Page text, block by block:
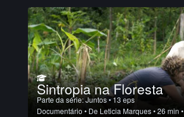
Sintropia na Floresta
Parte da série:Juntos• 13 eps
Documentário • De Leticia Marques• 26 min •